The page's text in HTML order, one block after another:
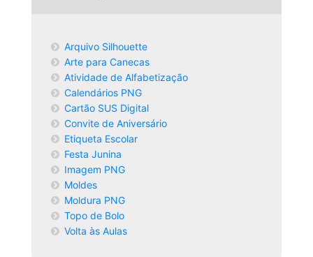
Arquivo Silhouette
Arte para Canecas
Atividade de Alfabetização
Calendários PNG
Cartão SUS Digital
Convite de Aniversário
Etiqueta Escolar
Festa Junina
Imagem PNG
Moldes
Moldura PNG
Topo de Bolo
Volta às Aulas